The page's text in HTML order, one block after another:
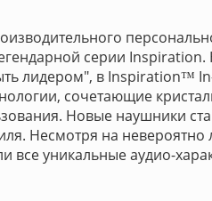
серии Inspiration.
лидером", в Inspiration™
сочетающие
Новые наушники
Несмотря на невероятно
уникальные аудио-